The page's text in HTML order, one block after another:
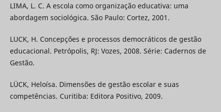
LIMA, L. C. A escola como organização educativa: uma
abordagem sociológica. São Paulo: Cortez, 2001.
LUCK, H. Concepções e processos democráticos de gestão
educacional. Petrópolis, RJ: Vozes, 2008. Série: Cadernos de
Gestão.
LÜCK, Heloísa. Dimensões de gestão escolar e suas
competências. Curitiba: Editora Positivo, 2009.